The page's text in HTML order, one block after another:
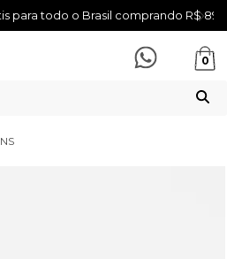
o Brasil comprando R$ 899,00
0